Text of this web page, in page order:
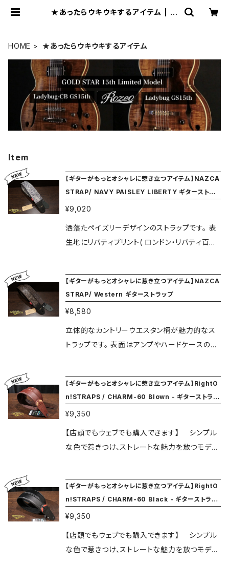
★あったらウキウキするアイテム | ギ
HOME
★あったらウキウキするアイテム
Item
【ギターがもっとオシャレに惹き立つアイテム】NAZCA
STRAP/ NAVY PAISLEY LIBERTY ギターストラッ
プ
¥9,020
洒落たペイズリーデザインのストラップです。 表
生地にリバティプリント( ロンドン・リバティ百貨
トン生地を採用し、柔らかで独特な肌触りが魅
力です。 裏面はスエード素材の生地を採用して、
肩へのフィット感を向上させ、演奏時にも楽器が
必要以上に動くこと無く演奏することができま
す。 ”Made in Japan” を貫き、細かな部分への
94cm 最大長さ：約164cm。 日本製。 ※メー
カー保証が1年間あります。 ・保証を受ける際
に、ご購入時のレシートまたは納品書が必要に
なります。 ・1年以降の故障については修理は受
け付けられません。 ・ストラップ使用による楽器
ります。 ★★ご注文の際には必ずメニューにあ
る ”SHOPPING GUIDE" ページをご覧ください
★★
【ギターがもっとオシャレに惹き立つアイテム】NAZCA
STRAP/ Western ギターストラップ
¥8,580
立体的なカントリーウエスタン柄が魅力的なス
トラップです。 表面はアンプやハードケースの外
せ、演奏時にも楽器が必要以上に動くこと無く演
奏することができます。 ”Made in Japan” を貫
き、細かな部分への拘りと確かな縫製技術から
高い信頼と人気を得ているNAZCA製のストラッ
プです。 最小長さ：約94cm 最大長さ：約164c
納品書が必要になります。 ・1年以降の故障につ
いては修理は受け付けられません。 ・ストラップ
使用による楽器の落下や破損、その他故障につ
いては対応いたしかねます。 ・予告なく仕様変更
を行う場合があります。 ★★ご注文の際には必
【ギターがもっとオシャレに惹き立つアイテム】RightO
n!STRAPS / CHARM-60 Blown - ギターストラッ
プ
¥9,350
【店頭でもウェブでも購入できます】 シンプル
な色で惹きつけ、ストレートな魅力を放つモデ
用された素材は耐久性をテストされた合成皮
革。 裏地のマイクロファイバーは吸水性に優れ
ており滑りにくいので、演奏時の快適性を高めて
います。 また、5mm厚のラテックスをパッドに使
用。クッション性を高め、肩への負荷を軽減させ
【ギターがもっとオシャレに惹き立つアイテム】RightO
n!STRAPS / CHARM-60 Black - ギターストラッ
プ
¥9,350
【店頭でもウェブでも購入できます】 シンプル
な色で惹きつけ、ストレートな魅力を放つモデ